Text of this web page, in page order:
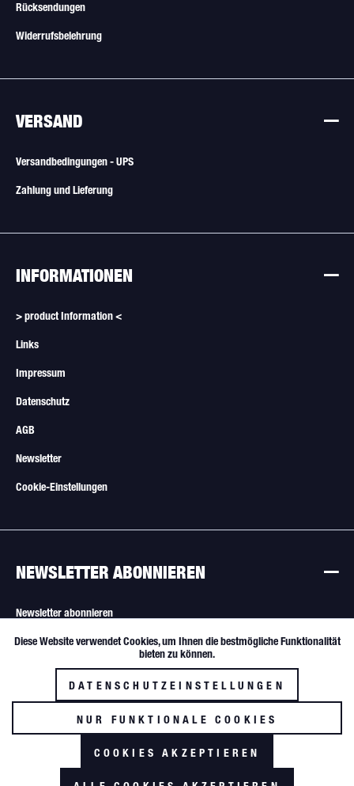
Rücksendungen
Widerrufsbelehrung
VERSAND
Versandbedingungen - UPS
Zahlung und Lieferung
INFORMATIONEN
> product Information <
Links
Impressum
Datenschutz
AGB
Newsletter
Cookie-Einstellungen
NEWSLETTER ABONNIEREN
Newsletter abonnieren
Alle Angebote sind freibleibend. Verkauf nur an Wiederverkäufer und
gewerbliche Käufer.
Funktionale Aktiv
Inaktiv
Diese Website verwendet Cookies, um Ihnen die bestmögliche Funktionalität
bieten zu können.
DATENSCHUTZEINSTELLUNGEN
NUR FUNKTIONALE COOKIES
AKZEPTIEREN
COOKIES AKZEPTIEREN